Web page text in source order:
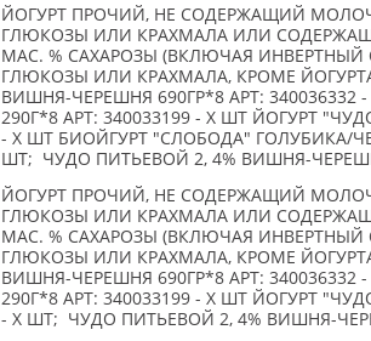
ЙОГУРТ ПРОЧИЙ, НЕ СОДЕРЖАЩИЙ
ГЛЮКОЗЫ ИЛИ КРАХМАЛА ИЛИ
МАС. % САХАРОЗЫ (ВКЛЮЧАЯ
ГЛЮКОЗЫ ИЛИ КРАХМАЛА, КРОМЕ
ВИШНЯ-ЧЕРЕШНЯ 690ГР*8 АРТ:
290Г*8 АРТ: 340033199 - X ШТ ЙОГУРТ
- X ШТ БИОЙГУРТ "СЛОБОДА" ГОЛУБИКА/
ШТ; ЧУДО ПИТЬЕВОЙ 2, 4% ВИШНЯ-
ЙОГУРТ ПРОЧИЙ, НЕ СОДЕРЖАЩИЙ
ГЛЮКОЗЫ ИЛИ КРАХМАЛА ИЛИ
МАС. % САХАРОЗЫ (ВКЛЮЧАЯ
ГЛЮКОЗЫ ИЛИ КРАХМАЛА, КРОМЕ
ВИШНЯ-ЧЕРЕШНЯ 690ГР*8 АРТ:
290Г*8 АРТ: 340033199 - X ШТ ЙОГУРТ
- X ШТ; ЧУДО ПИТЬЕВОЙ 2, 4% ВИШНЯ-